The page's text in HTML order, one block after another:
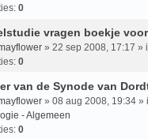
0
vragen boekje
» 22 sep 2008, 17:17 »
0
van de Synode van
» 08 aug 2008, 19:34 »
- Algemeen
0